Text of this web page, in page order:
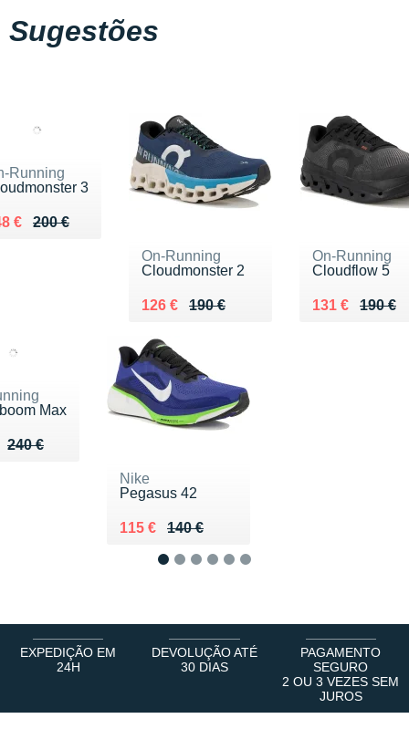
Sugestões
Running
3
200 €
lieu de 200 €
€ 148 €
On-Running
Cloudmonster 2
190 €
Au lieu de 190 €
126 €
Vendu 126 €
On-Running
Cloudflow 5
190 €
Au lieu de
131 €
Vendu 131 €
Max
240 €
de 240 €
168 €
Nike
Pegasus 42
140 €
Au lieu de 140 €
115 €
Vendu 115 €
EXPEDIÇÃO EM
24H
DEVOLUÇÃO ATÉ
30 DIAS
PAGAMENTO
SEGURO
2 OU 3 VEZES SEM
JUROS